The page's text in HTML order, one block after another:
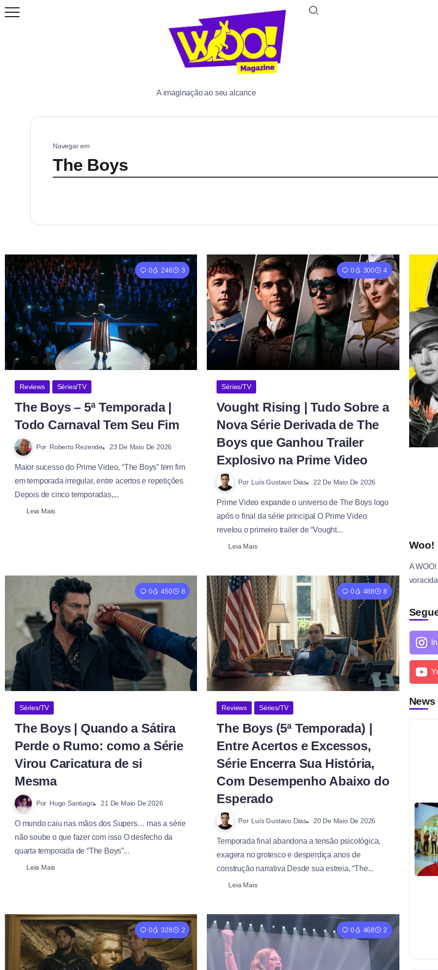
A imaginação ao seu alcance
Navegar em
The Boys
0 246 3
Reviews Séries/TV
The Boys – 5ª Temporada |
Todo Carnaval Tem Seu Fim
Por Roberto Rezende 23 De Maio De 2026
Maior sucesso do Prime Video, “The Boys” tem fim
em temporada irregular, entre acertos e repetições
Depois de cinco temporadas,...
Leia Mais
0 300 4
Séries/TV
Vought Rising | Tudo Sobre a
Nova Série Derivada de The
Boys que Ganhou Trailer
Explosivo na Prime Video
Por Luís Gustavo Dias 22 De Maio De 2026
Prime Video expande o universo de The Boys logo
após o final da série principal O Prime Video
revelou o primeiro trailer de “Vought...
Leia Mais
0 450 8
Séries/TV
The Boys | Quando a Sátira
Perde o Rumo: como a Série
Virou Caricatura de si
Mesma
Por Hugo Santiago 21 De Maio De 2026
O mundo caiu nas mãos dos Supers… mas a série
não soube o que fazer com isso O desfecho da
quarta temporada de “The Boys”...
Leia Mais
0 488 8
Reviews Séries/TV
The Boys (5ª Temporada) |
Entre Acertos e Excessos,
Série Encerra Sua História,
Com Desempenho Abaixo do
Esperado
Por Luís Gustavo Dias 20 De Maio De 2026
Temporada final abandona a tensão psicológica,
exagera no grotesco e desperdiça anos de
construção narrativa Desde sua estreia, “The...
Leia Mais
0 328 2 0 468 2
Woo!
AWOO!
News